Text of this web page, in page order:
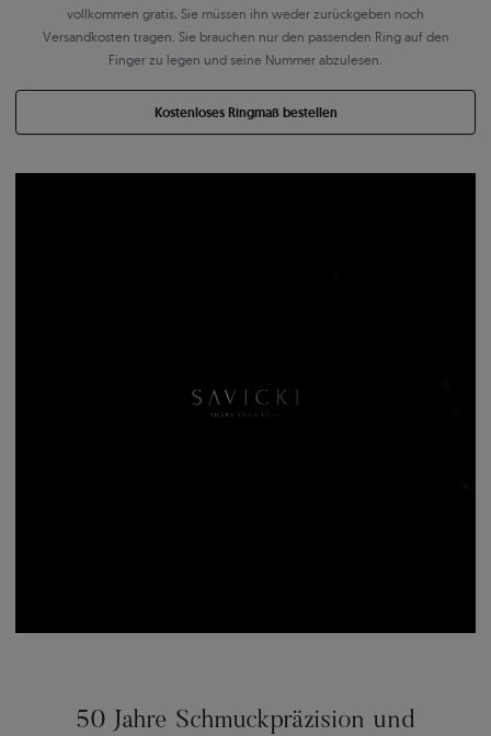
vollkommen gratis, Sie müssen ihn weder zurückgeben noch
Versandkosten tragen. Sie brauchen nur den passenden Ring auf den
Finger zu legen und seine Nummer abzulesen.
Kostenloses Ringmaß bestellen
50 Jahre Schmuckpräzision und